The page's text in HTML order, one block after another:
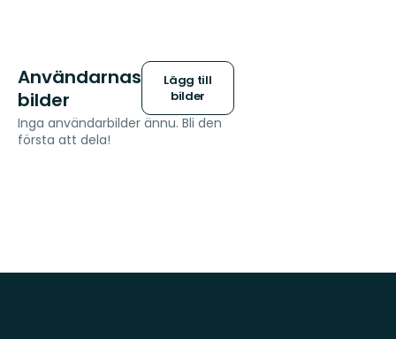
Användarnas
bilder
Lägg till
bilder
Inga användarbilder ännu. Bli den
första att dela!